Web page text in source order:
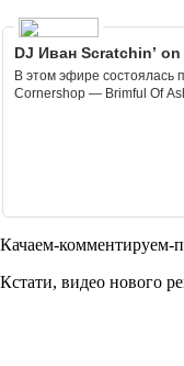
DJ Иван Scratchin’
В этом эфире состоялась
Сornershop — Brimful Of
Качаем-комментируем-
Кстати, видео нового